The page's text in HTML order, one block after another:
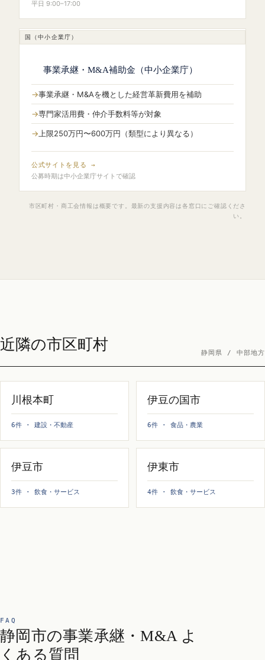
平日 9:00–17:00
国（中小企業庁）
事業承継・M&A補助金（中小企業庁）
事業承継・M&Aを機とした経営革新費用を補助
専門家活用費・仲介手数料等が対象
上限250万円〜600万円（類型により異なる）
公式サイトを見る →
公募時期は中小企業庁サイトで確認
市区町村・商工会情報は概要です。最新の支援内容は各窓口にご確認くださ
い。
近隣の市区町村 静岡県 / 中部地方
川根本町
6件 · 建設・不動産
伊豆の国市
6件 · 食品・農業
伊豆市
3件 · 飲食・サービス
伊東市
4件 · 飲食・サービス
FAQ
静岡市の事業承継・M&A よ
くある質問